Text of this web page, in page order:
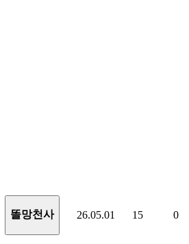
똘망천사 26.05.01 15 0